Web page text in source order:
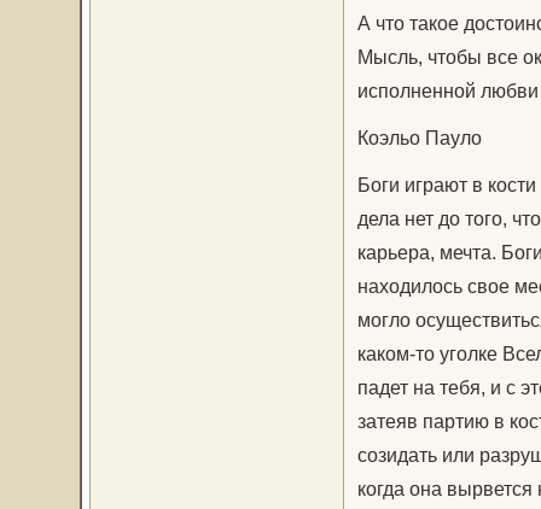
А что такое
Мысль, чтобы все
исполненной
Коэльо Пауло
Боги играют в
дела нет до того,
карьера, мечта.
находилось свое
могло
каком-то уголке
падет на тебя, и с
затеяв партию в
созидать или
когда она